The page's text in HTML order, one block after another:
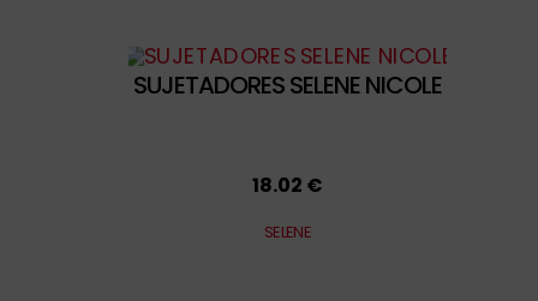
SUJETADORES SELENE NICOLE
18.02 €
SELENE